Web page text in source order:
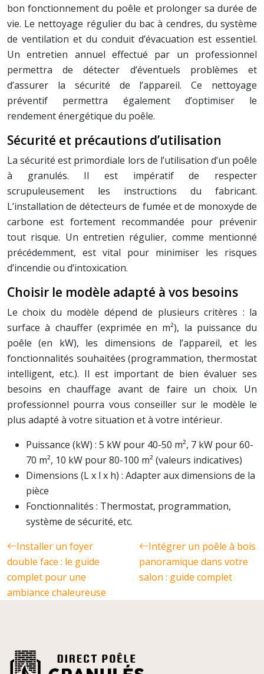
bon fonctionnement du poêle et prolonger sa durée de
vie. Le nettoyage régulier du bac à cendres, du système
de ventilation et du conduit d’évacuation est essentiel.
Un entretien annuel effectué par un professionnel
permettra de détecter d’éventuels problèmes et
d’assurer la sécurité de l’appareil. Ce nettoyage
préventif permettra également d’optimiser le
rendement énergétique du poêle.
Sécurité et précautions d’utilisation
La sécurité est primordiale lors de l’utilisation d’un poêle
à granulés. Il est impératif de respecter
scrupuleusement les instructions du fabricant.
L’installation de détecteurs de fumée et de monoxyde de
carbone est fortement recommandée pour prévenir
tout risque. Un entretien régulier, comme mentionné
précédemment, est vital pour minimiser les risques
d’incendie ou d’intoxication.
Choisir le modèle adapté à vos besoins
Le choix du modèle dépend de plusieurs critères : la
surface à chauffer (exprimée en m²), la puissance du
poêle (en kW), les dimensions de l’appareil, et les
fonctionnalités souhaitées (programmation, thermostat
intelligent, etc.). Il est important de bien évaluer ses
besoins en chauffage avant de faire un choix. Un
professionnel pourra vous conseiller sur le modèle le
plus adapté à votre situation et à votre intérieur.
Puissance (kW) : 5 kW pour 40-50 m², 7 kW pour 60-
70 m², 10 kW pour 80-100 m² (valeurs indicatives)
Dimensions (L x l x h) : Adapter aux dimensions de la
pièce
Fonctionnalités : Thermostat, programmation,
système de sécurité, etc.
Installer un foyer
double face : le guide
complet pour une
ambiance chaleureuse
Intégrer un poêle à bois
panoramique dans votre
salon : guide complet